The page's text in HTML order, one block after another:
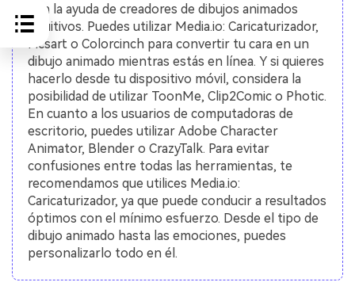
con la ayuda de creadores de dibujos animados
intuitivos. Puedes utilizar Media.io: Caricaturizador,
Picsart o Colorcinch para convertir tu cara en un
dibujo animado mientras estás en línea. Y si quieres
hacerlo desde tu dispositivo móvil, considera la
posibilidad de utilizar ToonMe, Clip2Comic o Photic.
En cuanto a los usuarios de computadoras de
escritorio, puedes utilizar Adobe Character
Animator, Blender o CrazyTalk. Para evitar
confusiones entre todas las herramientas, te
recomendamos que utilices Media.io:
Caricaturizador, ya que puede conducir a resultados
óptimos con el mínimo esfuerzo. Desde el tipo de
dibujo animado hasta las emociones, puedes
personalizarlo todo en él.